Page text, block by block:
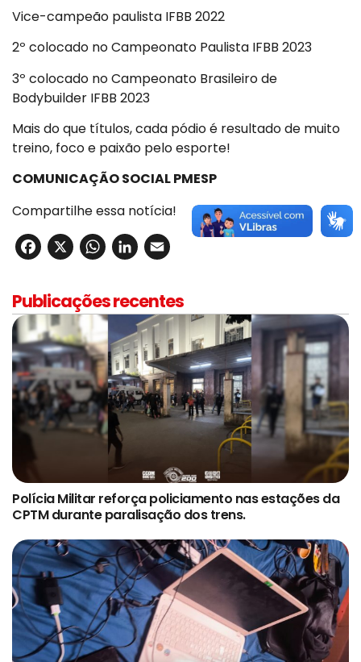
Vice-campeão paulista IFBB 2022
2º colocado no Campeonato Paulista IFBB 2023
3º colocado no Campeonato Brasileiro de
Bodybuilder IFBB 2023
Mais do que títulos, cada pódio é resultado de muito
treino, foco e paixão pelo esporte!
COMUNICAÇÃO SOCIAL PMESP
Compartilhe essa notícia!
Facebook
X WhatsApp
LinkedIn
Email
Publicações recentes
Polícia Militar reforça policiamento nas estações da
CPTM durante paralisação dos trens.